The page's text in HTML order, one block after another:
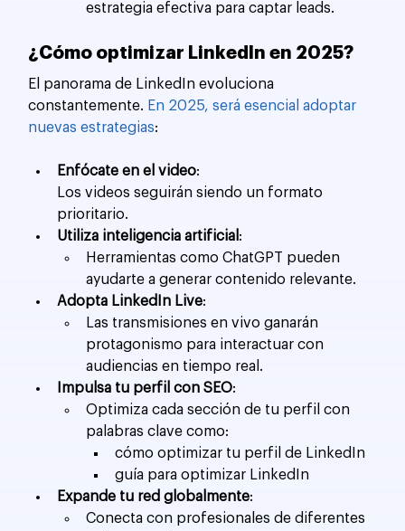
estrategia efectiva para captar leads.
¿Cómo optimizar LinkedIn en 2025?
El panorama de LinkedIn evoluciona
constantemente. En 2025, será esencial adoptar
nuevas estrategias:
Enfócate en el video:
Los videos seguirán siendo un formato
prioritario.
Utiliza inteligencia artificial :
Herramientas como ChatGPT pueden
ayudarte a generar contenido relevante.
Adopta LinkedIn Live:
Las transmisiones en vivo ganarán
protagonismo para interactuar con
audiencias en tiempo real.
Impulsa tu perfil con SEO:
Optimiza cada sección de tu perfil con
palabras clave como:
cómo optimizar tu perfil de LinkedIn
guía para optimizar LinkedIn
Expande tu red globalmente:
Conecta con profesionales de diferentes